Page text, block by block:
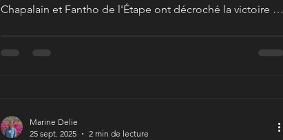
Chapalain et Fantho de l'Étape ont décroché la victoire du
Marine Delie
25 sept. 2025
2 min de lecture